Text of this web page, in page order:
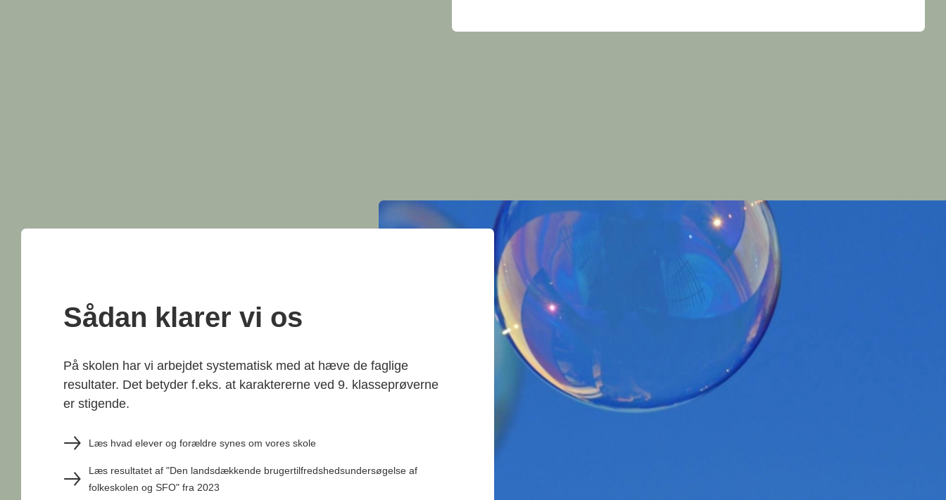
Sådan klarer vi os
På skolen har vi arbejdet systematisk med at hæve de faglige
resultater. Det betyder f.eks. at karaktererne ved 9. klasseprøverne
er stigende.
Læs hvad elever og forældre synes om vores skole
Læs resultatet af "Den landsdækkende brugertilfredshedsundersøgelse af
folkeskolen og SFO" fra 2023